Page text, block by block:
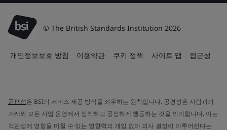
© The British Standards Institution 2026
개인정보보호 방침 이용약관 쿠키 정책 사이트 맵 접근성
공평성은 BSI의 서비스 제공 방식을 좌우하는 원칙입니다. 공평성은 사람과의
거래와 모든 사업 운영에서 정직하고 공정하게 행동하는 것을 의미합니다. 이는
객관성에 영향을 미칠 수 있는 영향력의 개입 없이 의사 결정이 이루어진다는